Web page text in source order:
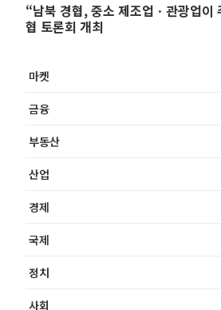
“남북 경협, 중소 제조업ㆍ관광업
협 토론회 개최
마켓
금융
부동산
산업
경제
국제
정치
사회